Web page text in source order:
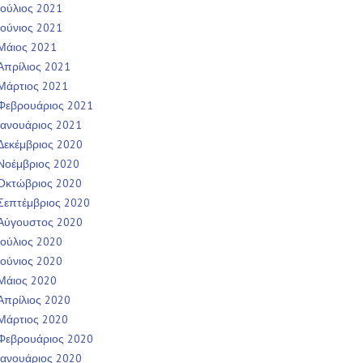
2021
2021
2021
2021
2021
2021
2021
2020
2020
2020
2020
2020
2020
2020
2020
2020
2020
2020
2020